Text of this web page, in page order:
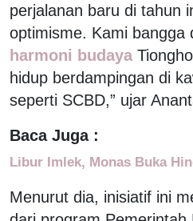
perjalanan baru di tahun
optimisme. Kami bangga
harmoni budaya
hidup berdampingan di
seperti SCBD,” ujar
Baca Juga :
Libur Imlek, Monas Buka
Menurut dia, inisiatif ini